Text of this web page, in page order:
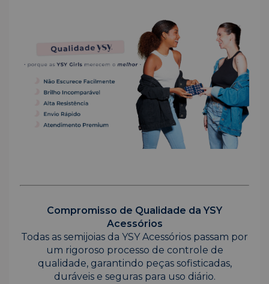
Compromisso de Qualidade da YSY
Acessórios
Todas as semijoias da YSY Acessórios passam por
um rigoroso processo de controle de
qualidade, garantindo peças sofisticadas,
duráveis e seguras para uso diário.